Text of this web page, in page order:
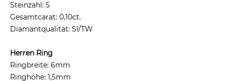
Steinzahl: 5
Gesamtcarat: 0,10ct.
Diamantqualität: SI/TW
Herren Ring
Ringbreite: 6mm
Ringhöhe: 1,5mm